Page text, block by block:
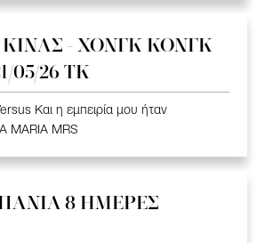
- ΧΟΝΓΚ ΚΟΝΓΚ
05/26 TK
Και η εμπειρία μου ήταν
MARIA MRS
8 ΗΜΕΡΕΣ